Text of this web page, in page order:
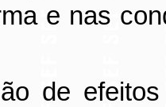
e nas
de